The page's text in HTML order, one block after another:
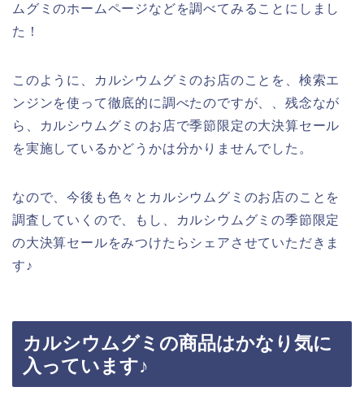
ムグミのホームページなどを調べてみることにしまし
た！
このように、カルシウムグミのお店のことを、検索エ
ンジンを使って徹底的に調べたのですが、、残念なが
ら、カルシウムグミのお店で季節限定の大決算セール
を実施しているかどうかは分かりませんでした。
なので、今後も色々とカルシウムグミのお店のことを
調査していくので、もし、カルシウムグミの季節限定
の大決算セールをみつけたらシェアさせていただきま
す♪
カルシウムグミの商品はかなり気に
入っています♪